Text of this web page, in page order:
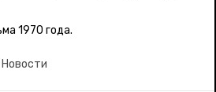
1970 года.
Новости